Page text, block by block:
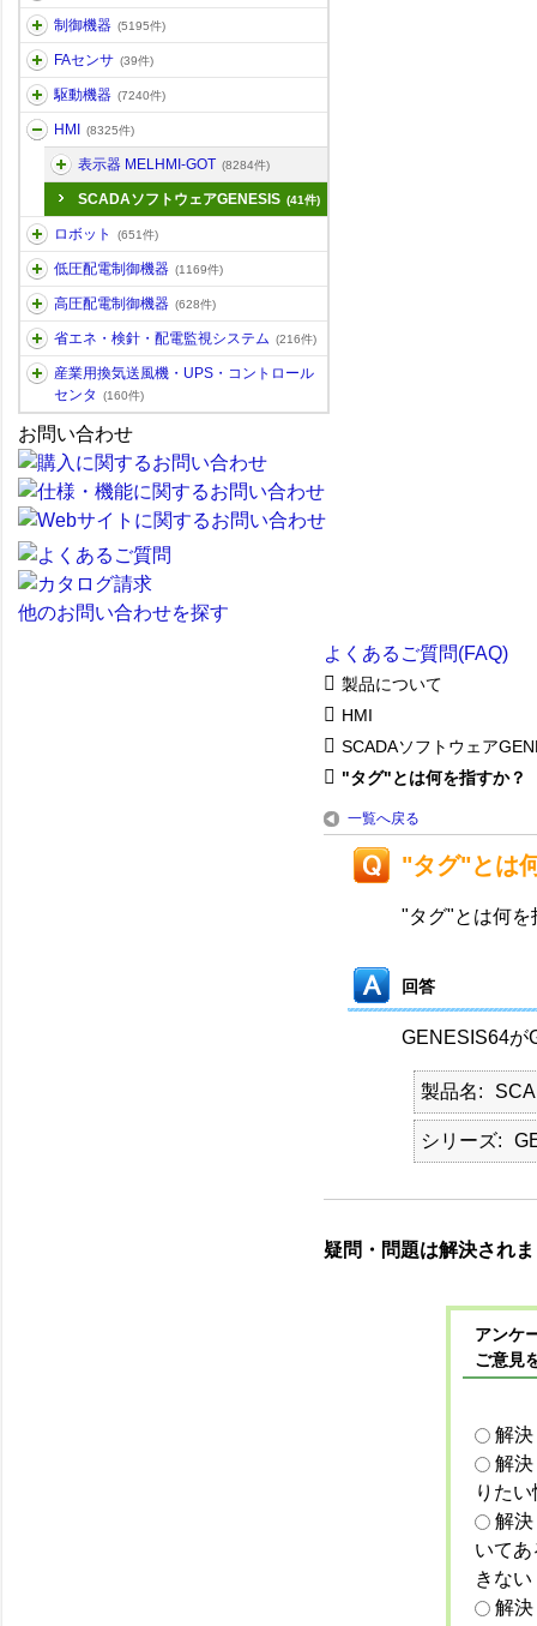
制御機器 (5195件)
FAセンサ (39件)
駆動機器 (7240件)
HMI (8325件)
表示器 MELHMI-GOT (8284件)
SCADAソフトウェアGENESIS (41件)
ロボット (651件)
低圧配電制御機器 (1169件)
高圧配電制御機器 (628件)
省エネ・検針・配電監視システム (216件)
産業用換気送風機・UPS・コントロール
センタ
(160件)
お問い合わせ
他のお問い合わせを探す
よくあるご質問(FAQ)
製品について
HMI
SCADAソフトウェア
"タグ"とは何を指すか？
一覧へ戻る
"タグ"とは
"タグ"とは何を
回答
GENESIS64が
製品名
シリーズ
疑問・問題は解決され
アンケ
ご意見
解
解
りた
解
いて
きない
解